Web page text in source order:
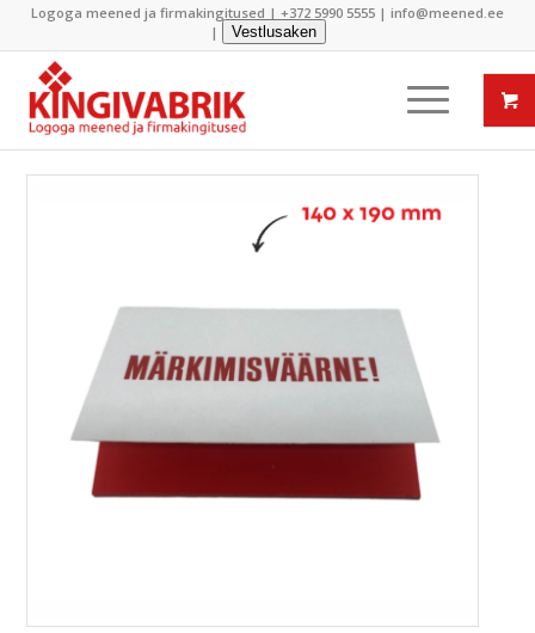
Logoga meened ja firmakingitused | +372 5990 5555 | info@meened.ee
|
Vestlusaken